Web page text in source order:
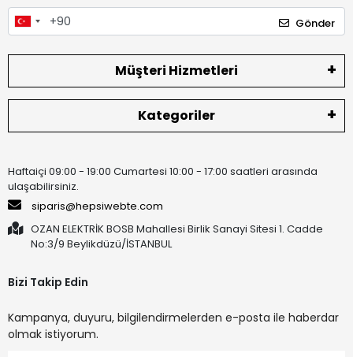
Gönder
Müşteri Hizmetleri
Kategoriler
Haftaiçi 09:00 - 19:00 Cumartesi 10:00 - 17:00 saatleri arasında
ulaşabilirsiniz.
siparis@hepsiwebte.com
OZAN ELEKTRİK BOSB Mahallesi Birlik Sanayi Sitesi 1. Cadde
No:3/9 Beylikdüzü/İSTANBUL
Bizi Takip Edin
Kampanya, duyuru, bilgilendirmelerden e-posta ile haberdar
olmak istiyorum.